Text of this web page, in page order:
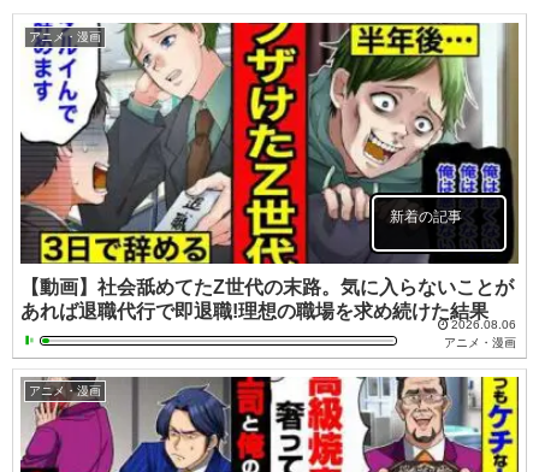
アニメ・漫画
新着の記事
【動画】社会舐めてたZ世代の末路。気に入らないことが
あれば退職代行で即退職!理想の職場を求め続けた結果
2026.08.06
アニメ・漫画
アニメ・漫画